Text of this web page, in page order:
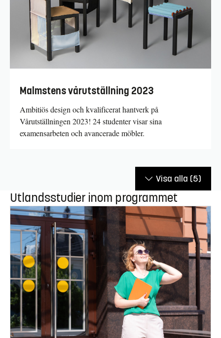
Malmstens vårutställning 2023
Ambitiös design och kvalificerat hantverk på
Vårutställningen 2023! 24 studenter visar sina
examensarbeten och avancerade möbler.
Visa alla (5)
Utlandsstudier inom programmet